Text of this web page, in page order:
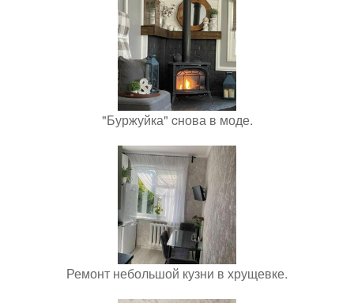
"Буржуйка" cнова в моде.
Ремонт небольшой кузни в хрущевке.